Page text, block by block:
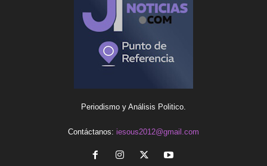
Periodismo y Análisis Politico.
Contáctanos: iesous2012@gmail.com